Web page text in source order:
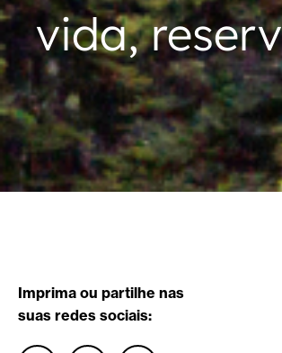
vida,
Imprima ou partilhe nas
suas redes sociais: